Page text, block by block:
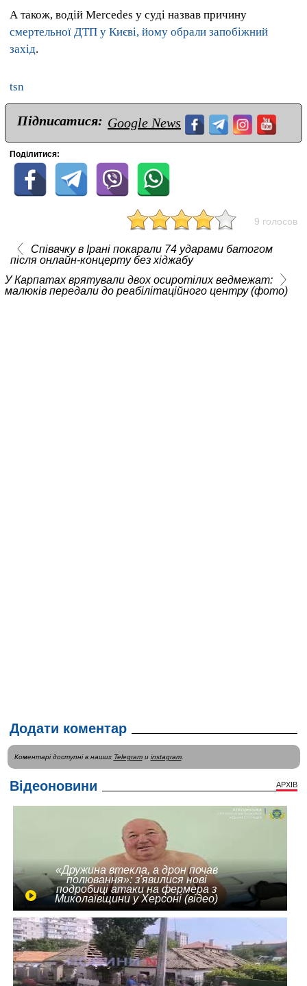
А також, водій Mercedes у суді назвав причину
смертельної ДТП у Києві, йому обрали запобіжний
захід.
tsn
Підписатися: Google News
Поділитися:
9 голосов
Співачку в Ірані покарали 74 ударами батогом
після онлайн-концерту без хіджабу
У Карпатах врятували двох осиротілих ведмежат:
малюків передали до реабілітаційного центру (фото)
Додати коментар
Коментарі доступні в наших Telegramи instagram.
Відеоновини АРХІВ
«Дружина втекла, а дрон почав
полювання»: з'явилися нові
подробиці атаки на фермера з
Миколаївщини у Херсоні (відео)